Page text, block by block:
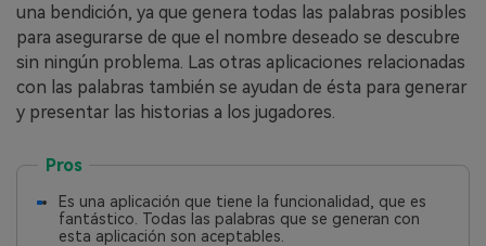
una bendición, ya que genera todas las palabras posibles
para asegurarse de que el nombre deseado se descubre
sin ningún problema. Las otras aplicaciones relacionadas
con las palabras también se ayudan de ésta para generar
y presentar las historias a los jugadores.
Pros
Es una aplicación que tiene la funcionalidad, que es
fantástico. Todas las palabras que se generan con
esta aplicación son aceptables.